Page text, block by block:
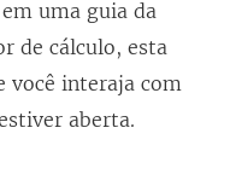
uma guia da
de cálculo, esta
você interaja com
aberta.